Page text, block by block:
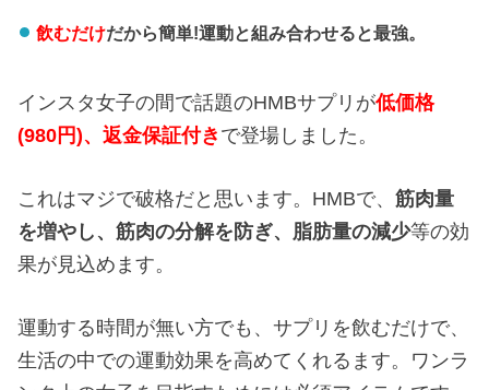
飲むだけだから簡単!運動と組み合わせると最強。
インスタ女子の間で話題のHMBサプリが低価格
(980円)、返金保証付き で登場しました。
これはマジで破格だと思います。HMBで、筋肉量
を増やし、筋肉の分解を防ぎ、 脂肪量の減少等の効
果が見込めます。
運動する時間が無い方でも、サプリを飲むだけで、
生活の中での運動効果を高めてくれるます。ワンラ